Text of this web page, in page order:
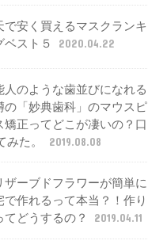
で安く買えるマスクランキ
ベスト５
2020.04.22
人のような歯並びになれる
の「妙典歯科」のマウスピ
矯正ってどこが凄いの？口
みた。
2019.08.08
ザーブドフラワーが簡単に
で作れるって本当？！作り
てどうするの？
2019.04.11